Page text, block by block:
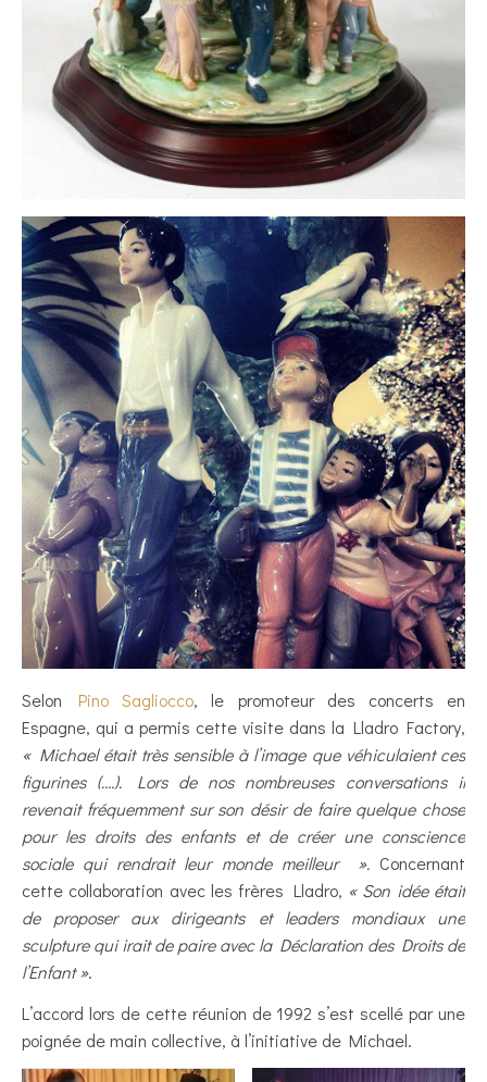
SelonPino Sagliocco, le promoteur des concerts en
Espagne, qui a permis cette visite dans la Lladro Factory,
« Michael était très sensible à l’image que véhiculaient ces
figurines (….). Lors de nos nombreuses conversations il
revenait fréquemment sur son désir de faire quelque chose
pour les droits des enfants et de créer une conscience
sociale qui rendrait leur monde meilleur ».Concernant
cette collaboration avec les frères Lladro, « Son idée était
de proposer aux dirigeants et leaders mondiaux une
sculpture qui irait de paire avec la Déclaration des Droits de
l’Enfant ».
L’accord lors de cette réunion de 1992 s’est scellé par une
poignée de main collective, à l’initiative de Michael.